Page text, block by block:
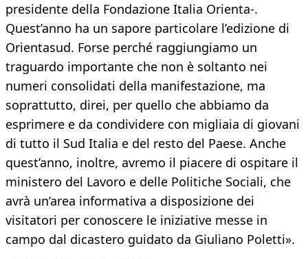
presidente della Fondazione Italia Orienta-.
Quest’anno ha un sapore particolare l’edizione di
Orientasud. Forse perché raggiungiamo un
traguardo importante che non è soltanto nei
numeri consolidati della manifestazione, ma
soprattutto, direi, per quello che abbiamo da
esprimere e da condividere con migliaia di giovani
di tutto il Sud Italia e del resto del Paese. Anche
quest’anno, inoltre, avremo il piacere di ospitare il
ministero del Lavoro e delle Politiche Sociali, che
avrà un’area informativa a disposizione dei
visitatori per conoscere le iniziative messe in
campo dal dicastero guidato da Giuliano Poletti».